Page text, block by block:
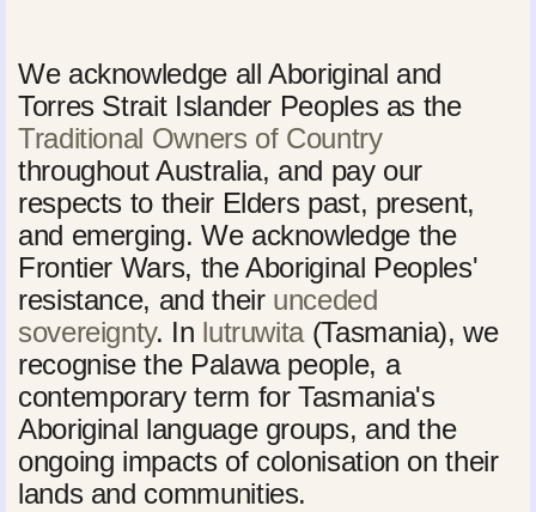
We acknowledge all Aboriginal and
Torres Strait Islander Peoples as the
Traditional Owners of Country
throughout Australia, and pay our
respects to their Elders past, present,
and emerging. We acknowledge the
Frontier Wars, the Aboriginal Peoples'
resistance, and their unceded
sovereignty. In lutruwita(Tasmania), we
recognise the Palawa people, a
contemporary term for Tasmania's
Aboriginal language groups, and the
ongoing impacts of colonisation on their
lands and communities.